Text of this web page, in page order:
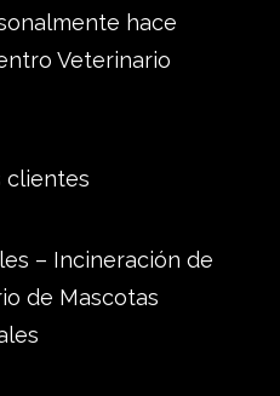
hace
Veterinario
clientes
– Incineración de
de Mascotas